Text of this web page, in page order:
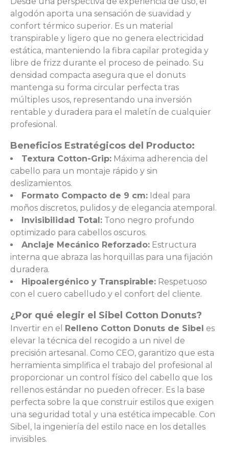
algodón aporta una sensación de suavidad y
confort térmico superior. Es un material
transpirable y ligero que no genera electricidad
estática, manteniendo la fibra capilar protegida y
libre de frizz durante el proceso de peinado. Su
densidad compacta asegura que el donuts
mantenga su forma circular perfecta tras
múltiples usos, representando una inversión
rentable y duradera para el maletín de cualquier
profesional.
Beneficios Estratégicos del Producto:
Textura Cotton-Grip: Máxima adherencia del
cabello para un montaje rápido y sin
deslizamientos.
Formato Compacto de 9 cm: Ideal para
moños discretos, pulidos y de elegancia atemporal.
Invisibilidad Total: Tono negro profundo
optimizado para cabellos oscuros.
Anclaje Mecánico Reforzado: Estructura
interna que abraza las horquillas para una fijación
duradera.
Hipoalergénico y Transpirable: Respetuoso
con el cuero cabelludo y el confort del cliente.
¿Por qué elegir el Sibel Cotton Donuts?
Invertir en el Relleno Cotton Donuts de Sibel es
elevar la técnica del recogido a un nivel de
precisión artesanal. Como CEO, garantizo que esta
herramienta simplifica el trabajo del profesional al
proporcionar un control físico del cabello que los
rellenos estándar no pueden ofrecer. Es la base
perfecta sobre la que construir estilos que exigen
una seguridad total y una estética impecable. Con
Sibel, la ingeniería del estilo nace en los detalles
invisibles.